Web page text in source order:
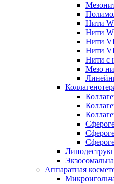
Нити
Нити
Нити
Нити
Нити с
Мезо
Аппаратная